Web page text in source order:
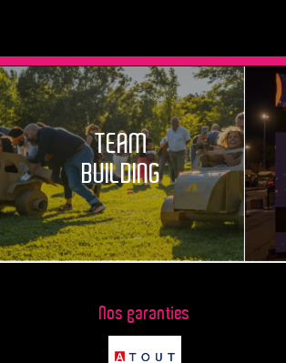
TEAM
BUILDING
Nos garanties